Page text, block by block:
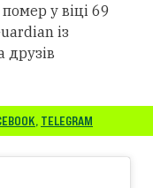
у віці 69
із
друзів
, TELEGRAM